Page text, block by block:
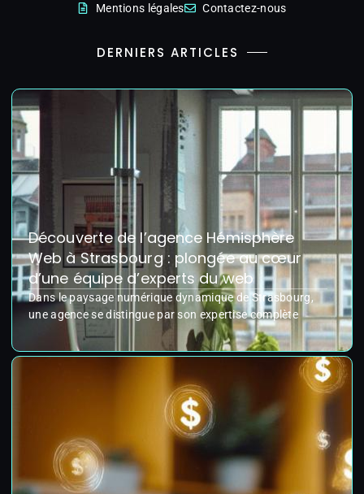
Mentions légales Contactez-nous
DERNIERS ARTICLES
Découverte de l’agence Hémisphère
Web à Strasbourg : plongée au cœur
d’une équipe d’experts du web
Dans le paysage numérique dynamique de Strasbourg,
une agence se distingue par son expertise complète